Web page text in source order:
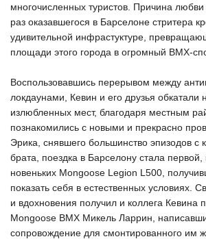
многочисленных туристов. Причина любви
раз оказавшегося в Барселоне стритера
удивительной инфрастуктуре,
площади этого города в огромный BMX-
Воспользовавшись перерывом между
локдаунами, Кевин и его друзья обкатали
излюбленных мест, благодаря местным
познакомились с новыми и прекрасно
Эрика, снявшего большинство эпизодов с
брата, поездка в Барселону стала первой,
новеньких Mongoose Legion L500,
показать себя в естественных условиях.
и вдохновения получил и коллега Кевина
Mongoose BMX Микель Ларрин,
сопровождение для смонтированного им